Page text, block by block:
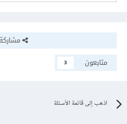
مشاركة
متابعون
3
اذهب إلى قائمة الأسئلة